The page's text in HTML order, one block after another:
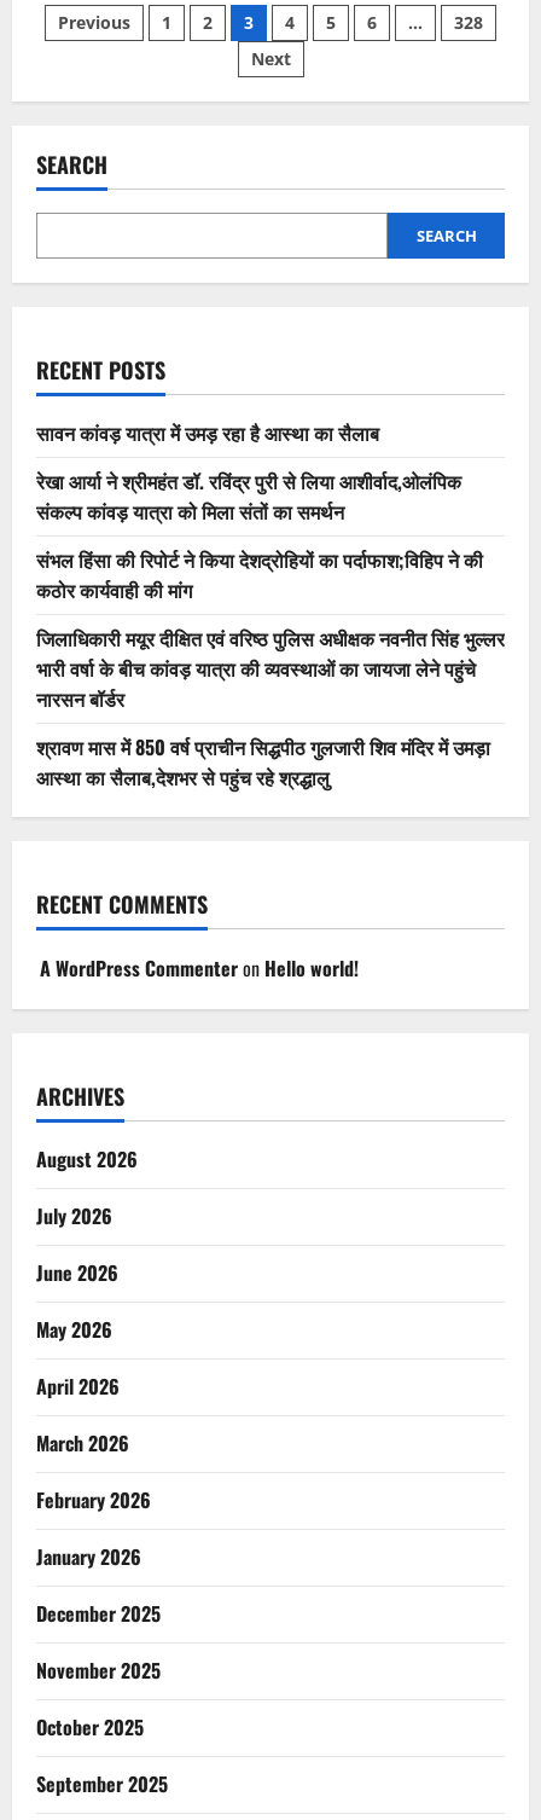
मेला–
2026
में
हरिद्वार
Posts
Previous 1 2 3 4 5 6 …
328
Next
SEARCH
SEARCH
RECENT POSTS
सावन कांवड़ यात्रा में उमड़ रहा है आस्था का सैलाब
रेखा आर्या ने श्रीमहंत डॉ. रविंद्र पुरी से लिया आशीर्वाद,ओलंपिक
संकल्प कांवड़ यात्रा को मिला संतों का समर्थन
संभल हिंसा की रिपोर्ट ने किया देशद्रोहियों का पर्दाफाश;विहिप ने की
कठोर कार्यवाही की मांग
जिलाधिकारी मयूर दीक्षित एवं वरिष्ठ पुलिस अधीक्षक नवनीत सिंह भुल्लर
भारी वर्षा के बीच कांवड़ यात्रा की व्यवस्थाओं का जायजा लेने पहुंचे
नारसन बॉर्डर
श्रावण मास में 850 वर्ष प्राचीन सिद्धपीठ गुलजारी शिव मंदिर में उमड़ा
आस्था का सैलाब,देशभर से पहुंच रहे श्रद्धालु
RECENT COMMENTS
A WordPress Commenteron Hello world!
ARCHIVES
August 2026
July 2026
June 2026
May 2026
April 2026
March 2026
February 2026
January 2026
December 2025
November 2025
October 2025
September 2025